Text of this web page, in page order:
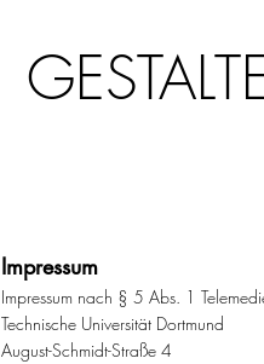
Impressum
Impressum nach § 5 Abs. 1
Technische Universität Dortmund
August-Schmidt-Straße 4